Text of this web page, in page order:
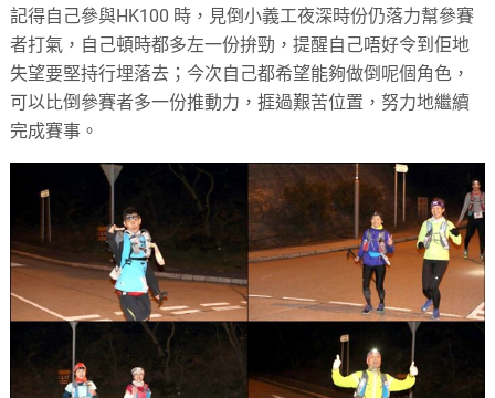
記得自己參與HK100 時，見倒小義工夜深時份仍落力幫參賽
者打氣，自己頓時都多左一份拚勁，提醒自己唔好令到佢地
失望要堅持行埋落去；今次自己都希望能夠做倒呢個角色，
可以比倒參賽者多一份推動力，捱過艱苦位置，努力地繼續
完成賽事。